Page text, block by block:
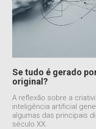
Se tudo é gerado
original?
A reflexão sobre a
inteligência artificial
algumas das principais
século XX.